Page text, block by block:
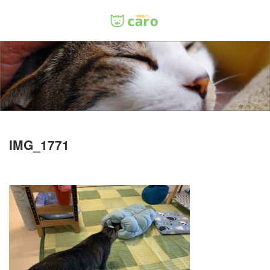
IMG_1771
Menu
ホーム
料金
里親について
お問い合わせ